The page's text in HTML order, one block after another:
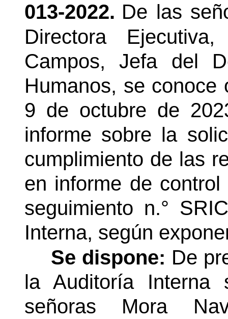
013-2022. De las
Directora
Campos, Jefa del
Humanos, se conoce
9 de octubre de
informe sobre la
cumplimiento de las
en informe de
seguimiento n.°
Interna, según
Se dispone: De
la Auditoría Interna
señoras Mora